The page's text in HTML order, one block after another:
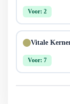
Voor: 2
Vitale
Voor: 7